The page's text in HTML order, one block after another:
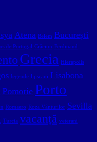
Atena Belem București
de Portugal Crăciun Ferdinand
Grecia Hierapolis
legende lipscani Lisabona
Pomorie Porto
Romaero Roza Vânturilor Sevilla
Turcia vacanță veterani